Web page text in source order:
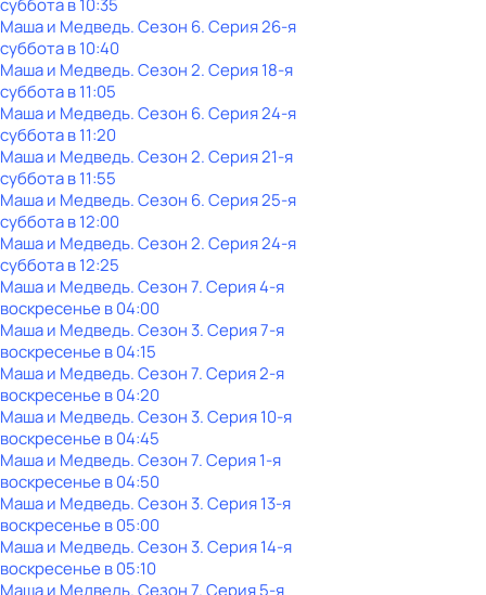
субботав10:35
Маша и Медведь. Сезон 6. Серия 26-я
субботав10:40
Маша и Медведь. Сезон 2. Серия 18-я
субботав11:05
Маша и Медведь. Сезон 6. Серия 24-я
субботав11:20
Маша и Медведь. Сезон 2. Серия 21-я
субботав11:55
Маша и Медведь. Сезон 6. Серия 25-я
субботав12:00
Маша и Медведь. Сезон 2. Серия 24-я
субботав12:25
Маша и Медведь. Сезон 7. Серия 4-я
воскресенье в04:00
Маша и Медведь. Сезон 3. Серия 7-я
воскресенье в04:15
Маша и Медведь. Сезон 7. Серия 2-я
воскресенье в04:20
Маша и Медведь. Сезон 3. Серия 10-я
воскресенье в04:45
Маша и Медведь. Сезон 7. Серия 1-я
воскресенье в04:50
Маша и Медведь. Сезон 3. Серия 13-я
воскресенье в05:00
Маша и Медведь. Сезон 3. Серия 14-я
воскресенье в05:10
Маша и Медведь. Сезон 7. Серия 5-я